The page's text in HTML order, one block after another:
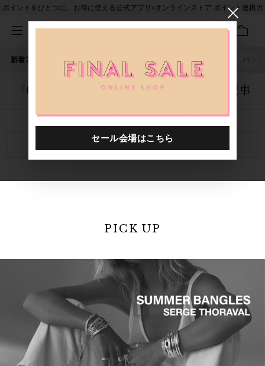
ポイントをひとつに。お得に使える公式アプリ×オンラインストア ポイント連携ガ
新着アイテム 人気ワード セール 40th限定 バッグ
「0000001.2510052.0099」に関する記事
関連キーワード
PICK UP